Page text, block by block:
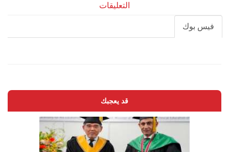
التعليقات
فيس بوك
قد يعجبك